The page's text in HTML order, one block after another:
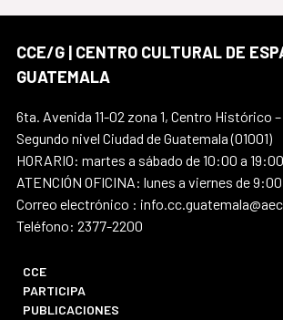
CCE/G | CENTRO CULTURAL DE
GUATEMALA
6ta. Avenida 11-02 zona 1, Centro Histórico
Segundo nivel Ciudad de Guatemala (01001)
HORARIO: martes a sábado de 10:00 a
ATENCIÓN OFICINA: lunes a viernes de
Correo electrónico :
Teléfono: 2377-2200
CCE
PARTICIPA
PUBLICACIONES